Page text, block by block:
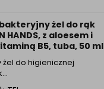
żel do rąk
HANDS, z aloesem i
B5, tuba, 50 ml
żel do higienicznej